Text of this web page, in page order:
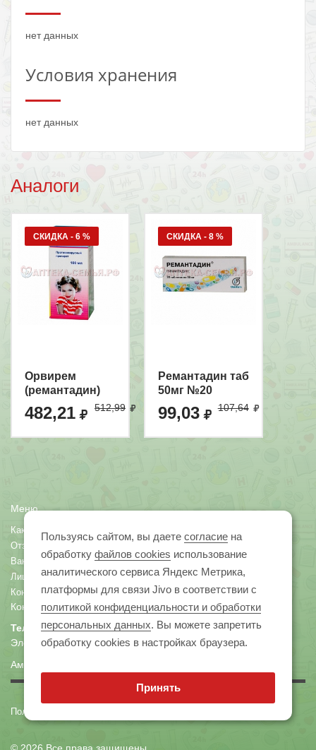
нет данных
Условия хранения
нет данных
Аналоги
СКИДКА - 6 %
Орвирем
(ремантадин)
0,2% 100мл
сироп д/дет от
512,99
482,21
В КОРЗИНУ
КУПИТЬ В 1 КЛИК
СКИДКА - 8 %
Ремантадин таб
50мг №20
107,64
99,03
В КОРЗИНУ
КУПИТЬ В 1 КЛИК
Меню
Как оформить заказ
Отзывы
О компании
Вакансии
Арендодателям
Лицензии
Нормативно - правовая база
Контакты
Контакты
Телефон:8 (4162) 34-03-34
Электронная почта:help@apteka-semya.ru
Амурская область, г. Благовещенск, ул. Высокая д. 269
Политика конфиденциальности
Пользуясь сайтом, вы даете согласие на
обработку файлов cookies использование
аналитического сервиса Яндекс Метрика,
платформы для связи Jivo в соответствии с
политикой конфиденциальности и обработки
персональных данных. Вы можете запретить
обработку сookies в настройках браузера.
Принять